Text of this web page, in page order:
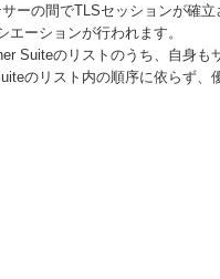
ーの間でTLSセッションが確立
ーションが行われます。
Suiteのリストのうち、自身
のリスト内の順序に依らず、